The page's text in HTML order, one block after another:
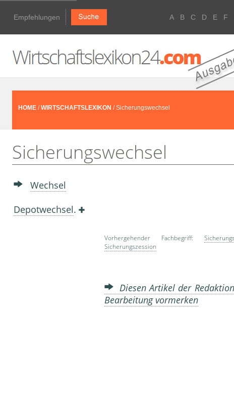
Empfehlungen A B C D E F
HOME /WIRTSCHAFTSLEXIKON / Sicherungswechsel
Sicherungswechsel
Wechsel
Depotwechsel.
Vorhergehender Fachbegriff:
Sicherungszession
Diesen Artikel der
Bearbeitung vormerken